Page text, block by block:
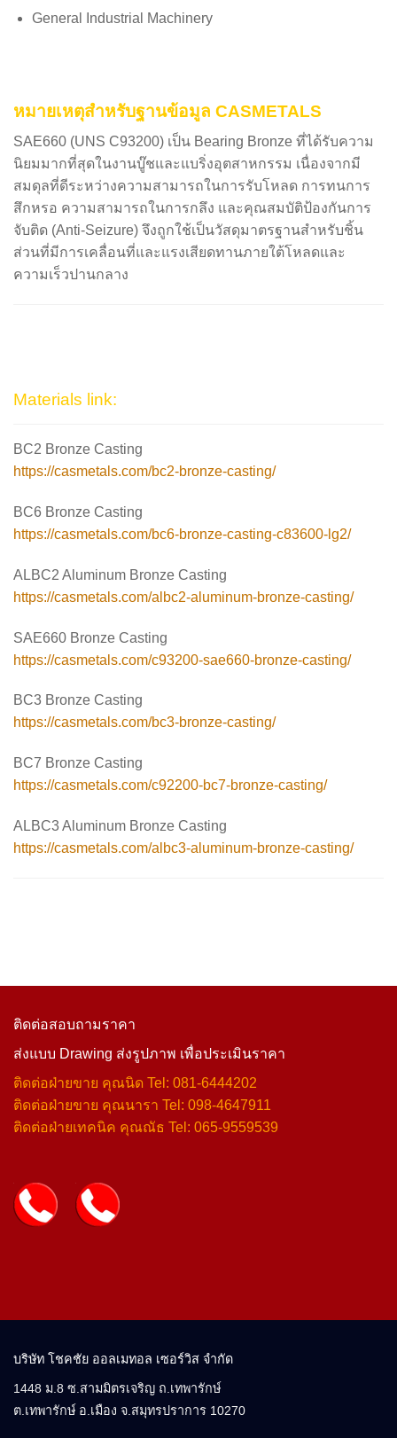
General Industrial Machinery
หมายเหตุสำหรับฐานข้อมูล CASMETALS
SAE660 (UNS C93200) เป็น Bearing Bronze ที่ได้รับความ
นิยมมากที่สุดในงานบู๊ชและแบริ่งอุตสาหกรรม เนื่องจากมี
สมดุลที่ดีระหว่างความสามารถในการรับโหลด การทนการ
สึกหรอ ความสามารถในการกลึง และคุณสมบัติป้องกันการ
จับติด (Anti-Seizure) จึงถูกใช้เป็นวัสดุมาตรฐานสำหรับชิ้น
ส่วนที่มีการเคลื่อนที่และแรงเสียดทานภายใต้โหลดและ
ความเร็วปานกลาง
Materials link:
BC2 Bronze Casting
https://casmetals.com/bc2-bronze-casting/
BC6 Bronze Casting
https://casmetals.com/bc6-bronze-casting-c83600-lg2/
ALBC2 Aluminum Bronze Casting
https://casmetals.com/albc2-aluminum-bronze-casting/
SAE660 Bronze Casting
https://casmetals.com/c93200-sae660-bronze-casting/
BC3 Bronze Casting
https://casmetals.com/bc3-bronze-casting/
BC7 Bronze Casting
https://casmetals.com/c92200-bc7-bronze-casting/
ALBC3 Aluminum Bronze Casting
https://casmetals.com/albc3-aluminum-bronze-casting/
ติดต่อสอบถามราคา
ส่งแบบ Drawing ส่งรูปภาพ เพื่อประเมินราคา
ติดต่อฝ่ายขาย คุณนิด Tel: 081-6444202
ติดต่อฝ่ายขาย คุณนารา Tel: 098-4647911
ติดต่อฝ่ายเทคนิค คุณณัธ Tel: 065-9559539
บริษัท โชคชัย ออลเมทอล เซอร์วิส จำกัด
1448 ม.8 ซ.สามมิตรเจริญ ถ.เทพารักษ์
ต.เทพารักษ์ อ.เมือง จ.สมุทรปราการ 10270